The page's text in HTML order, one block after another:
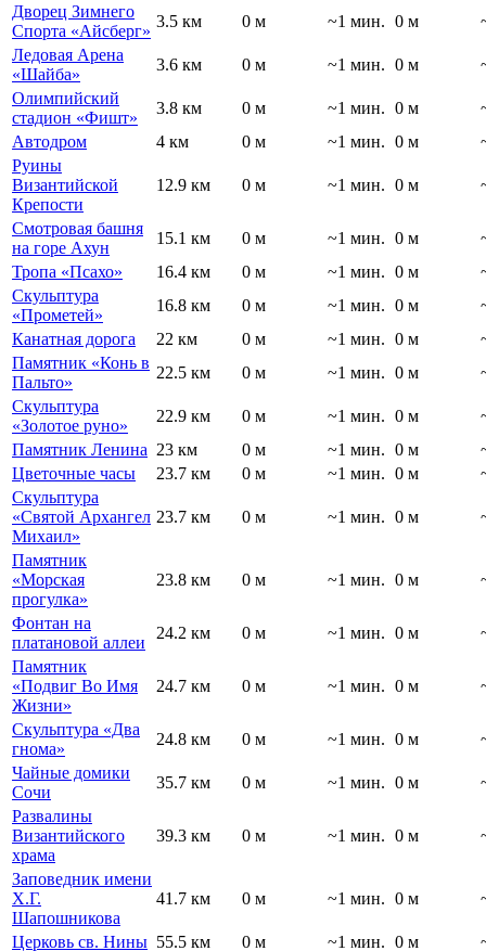
Дворец Зимнего
Спорта «Айсберг»
3.5 км 0 м ~1 мин. 0 м
Ледовая Арена
«Шайба»
3.6 км 0 м ~1 мин. 0 м
Олимпийский
стадион «Фишт»
3.8 км 0 м ~1 мин. 0 м
Автодром
4 км 0 м ~1 мин. 0 м
Руины
Византийской
Крепости
12.9 км 0 м ~1 мин. 0 м
Смотровая башня
на горе Ахун
15.1 км 0 м ~1 мин. 0 м
Тропа «Псахо»
16.4 км 0 м ~1 мин. 0 м
Скульптура
«Прометей»
16.8 км 0 м ~1 мин. 0 м
Канатная дорога
22 км 0 м ~1 мин. 0 м
Памятник «Конь в
Пальто»
22.5 км 0 м ~1 мин. 0 м
Скульптура
«Золотое руно»
22.9 км 0 м ~1 мин. 0 м
Памятник Ленина 23 км 0 м ~1 мин. 0 м
Цветочные часы
23.7 км 0 м ~1 мин. 0 м
Скульптура
«Святой Архангел
Михаил»
23.7 км 0 м ~1 мин. 0 м
Памятник
«Морская
прогулка»
23.8 км 0 м ~1 мин. 0 м
Фонтан на
платановой аллеи
24.2 км 0 м ~1 мин. 0 м
Памятник
«Подвиг Во Имя
Жизни»
24.7 км 0 м ~1 мин. 0 м
Скульптура «Два
гнома»
24.8 км 0 м ~1 мин. 0 м
Чайные домики
Сочи
35.7 км 0 м ~1 мин. 0 м
Развалины
Византийского
храма
39.3 км 0 м ~1 мин. 0 м
Заповедник имени
Х.Г.
Шапошникова
41.7 км 0 м ~1 мин. 0 м
Церковь св. Нины 55.5 км 0 м ~1 мин. 0 м